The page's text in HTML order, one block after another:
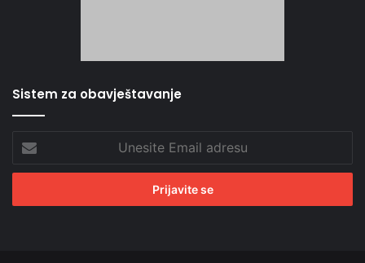
Sistem za obavještavanje
Email
adresu